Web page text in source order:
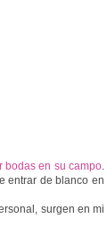
bodas en su campo.
entrar de blanco en
surgen en mi